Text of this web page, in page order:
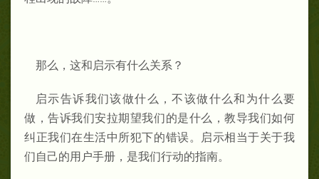
那么，这和启示有什么关系？
启示告诉我们该做什么，不该做什么和为什么要
做，告诉我们安拉期望我们的是什么，教导我们如何
纠正我们在生活中所犯下的错误。启示相当于关于我
们自己的用户手册，是我们行动的指南。